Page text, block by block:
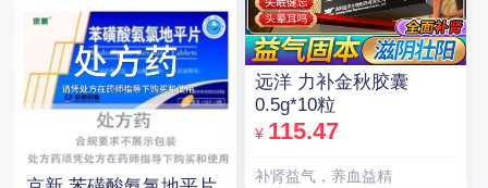
远洋 力补金秋胶囊
0.5g*10粒
¥ 115.47
补肾益气，养血益精